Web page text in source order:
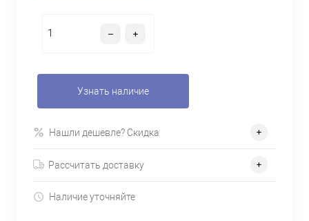
Узнать наличие
Нашли дешевле? Скидка
Рассчитать доставку
Наличие уточняйте